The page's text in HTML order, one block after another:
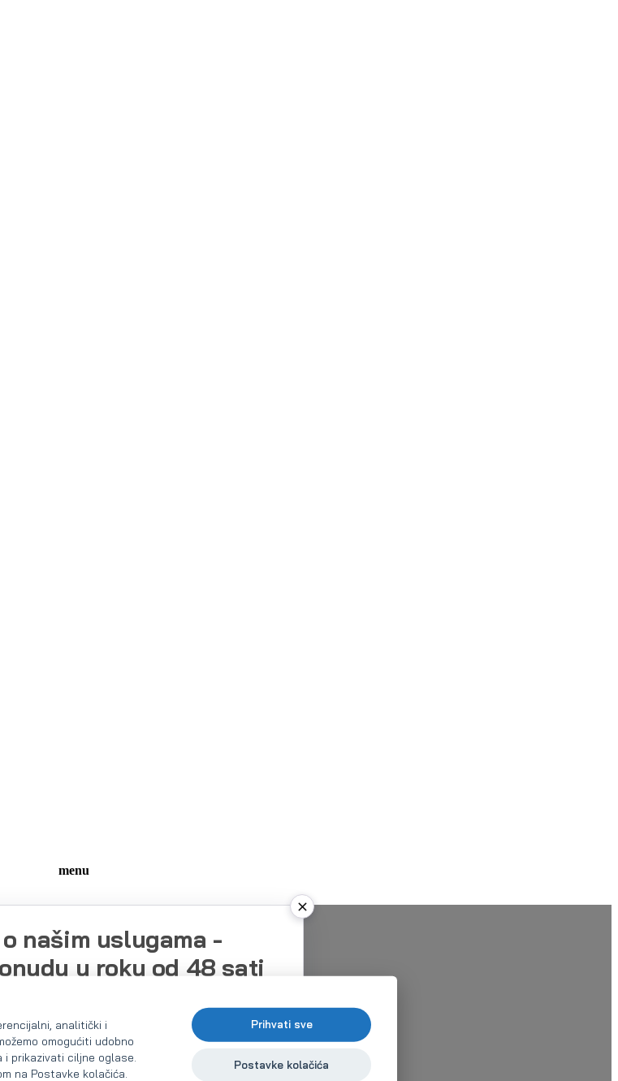
menu
analitički i
omogućiti udobno
prikazivati ciljne oglase.
na Postavke kolačića.
Prihvati sve
Postavke kolačića
našim uslugama -
u roku od 48 sati
potrebe što je preciznije moguće. Odmah ćemo
i preusmeriti vas na odgovarajućeg
da vas kontaktira za više detalja na date